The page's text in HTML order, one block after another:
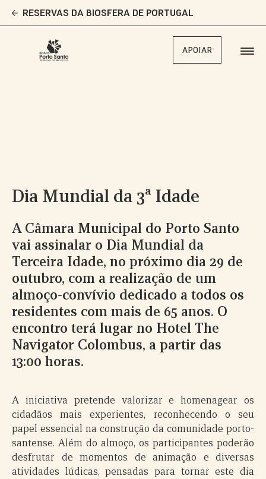
RESERVAS DA BIOSFERA DE PORTUGAL
APOIAR
Dia Mundial da 3ª Idade
A Câmara Municipal do Porto Santo
vai assinalar o Dia Mundial da
Terceira Idade, no próximo dia 29 de
outubro, com a realização de um
almoço-convívio dedicado a todos os
residentes com mais de 65 anos. O
encontro terá lugar no Hotel The
Navigator Colombus, a partir das
13:00 horas.
A iniciativa pretende valorizar e homenagear os
cidadãos mais experientes, reconhecendo o seu
papel essencial na construção da comunidade porto-
santense. Além do almoço, os participantes poderão
desfrutar de momentos de animação e diversas
atividades lúdicas, pensadas para tornar este dia